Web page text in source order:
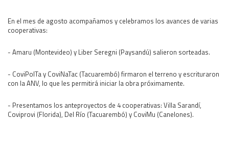
PUBLICACIONES
CONTACTO
En el mes de agosto acompañamos y celebramos los avances de varias
cooperativas:
- Amaru (Montevideo) y Liber Seregni (Paysandú) salieron sorteadas.
- CoviPolTa y CoviNaTac (Tacuarembó) firmaron el terreno y escrituraron
con la ANV, lo que les permitirá iniciar la obra próximamente.
- Presentamos los anteproyectos de 4 cooperativas: Villa Sarandí,
Coviprovi (Florida), Del Río (Tacuarembó) y CoviMu (Canelones).